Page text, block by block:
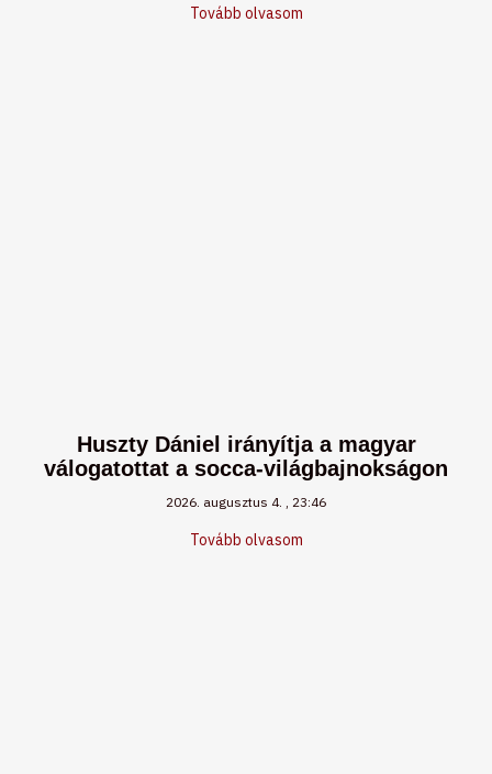
Tovább olvasom
Huszty Dániel irányítja a magyar
válogatottat a socca-világbajnokságon
2026. augusztus 4. 23:46
Tovább olvasom